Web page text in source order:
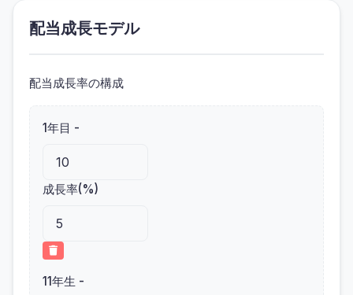
配当成長モデル
配当成長率の構成
1年目 -
成長率(%)
11年生 -